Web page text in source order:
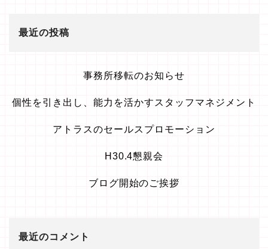
最近の投稿
事務所移転のお知らせ
個性を引き出し、能力を活かすスタッフマネジメント
アトラスのセールスプロモーション
H30.4懇親会
ブログ開始のご挨拶
最近のコメント